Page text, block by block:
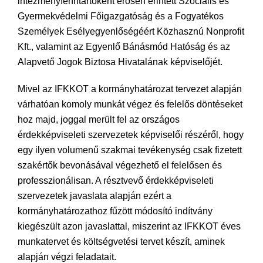
Gyermekvédelmi Főigazgatóság és a Fogyatékos
Személyek Esélyegyenlőségéért Közhasznú Nonprofit
Kft., valamint az Egyenlő Bánásmód Hatóság és az
Alapvető Jogok Biztosa Hivatalának képviselőjét.
Mivel az IFKKOT a kormányhatározat tervezet alapján
várhatóan komoly munkát végez és felelős döntéseket
hoz majd, joggal merült fel az országos
érdekképviseleti szervezetek képviselői részéről, hogy
egy ilyen volumenű szakmai tevékenység csak fizetett
szakértők bevonásával végezhető el felelősen és
professzionálisan. A résztvevő érdekképviseleti
szervezetek javaslata alapján ezért a
kormányhatározathoz fűzött módosító indítvány
kiegészült azon javaslattal, miszerint az IFKKOT éves
munkatervet és költségvetési tervet készít, aminek
alapján végzi feladatait.